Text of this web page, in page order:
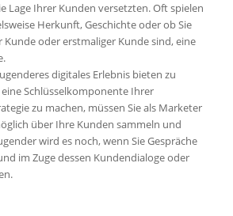
Lage Ihrer Kunden versetzten. Oft spielen
Herkunft, Geschichte oder ob Sie
oder erstmaliger Kunde sind, eine
digitales Erlebnis bieten zu
Schlüsselkomponente Ihrer
zu machen, müssen Sie als Marketer
über Ihre Kunden sammeln und
wird es noch, wenn Sie Gespräche
im Zuge dessen Kundendialoge oder